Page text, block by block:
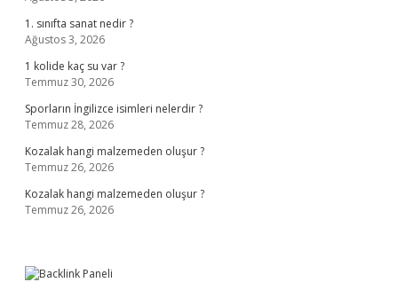
1. sınıfta sanat nedir ?
Ağustos 3, 2026
1 kolide kaç su var ?
Temmuz 30, 2026
Sporların İngilizce isimleri nelerdir ?
Temmuz 28, 2026
Kozalak hangi malzemeden oluşur ?
Temmuz 26, 2026
Kozalak hangi malzemeden oluşur ?
Temmuz 26, 2026